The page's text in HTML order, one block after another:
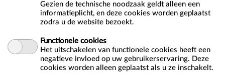
Jan Hoetplein 1
9000 Gent
Rondleiding duurt anderhalf uur - max 15p per gids.
Gezien de technische noodzaak geldt alleen een
informatieplicht, en deze cookies worden geplaatst
zodra u de website bezoekt.
Functionele cookies
Het uitschakelen van functionele cookies heeft een
negatieve invloed op uw gebruikerservaring. Deze
cookies worden alleen geplaatst als u ze inschakelt.